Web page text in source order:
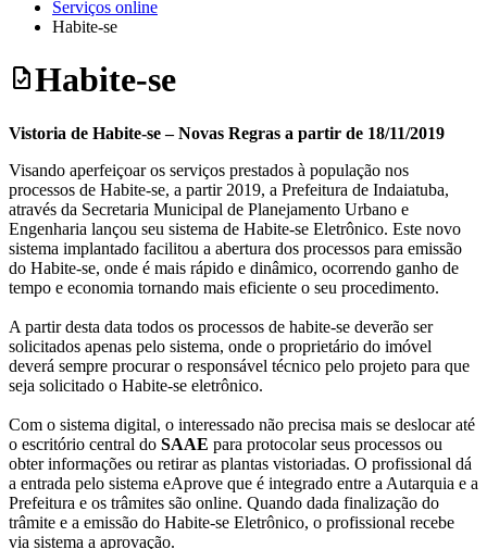
Serviços online
Habite-se
taskHabite-se
Vistoria de Habite-se – Novas Regras a partir de 18/11/2019
Visando aperfeiçoar os serviços prestados à população nos
processos de Habite-se, a partir 2019, a Prefeitura de Indaiatuba,
através da Secretaria Municipal de Planejamento Urbano e
Engenharia lançou seu sistema de Habite-se Eletrônico. Este novo
sistema implantado facilitou a abertura dos processos para emissão
do Habite-se, onde é mais rápido e dinâmico, ocorrendo ganho de
tempo e economia tornando mais eficiente o seu procedimento.
A partir desta data todos os processos de habite-se deverão ser
solicitados apenas pelo sistema, onde o proprietário do imóvel
deverá sempre procurar o responsável técnico pelo projeto para que
seja solicitado o Habite-se eletrônico.
Com o sistema digital, o interessado não precisa mais se deslocar até
o escritório central do SAAE para protocolar seus processos ou
obter informações ou retirar as plantas vistoriadas. O profissional dá
a entrada pelo sistema eAprove que é integrado entre a Autarquia e a
Prefeitura e os trâmites são online. Quando dada finalização do
trâmite e a emissão do Habite-se Eletrônico, o profissional recebe
via sistema a aprovação.